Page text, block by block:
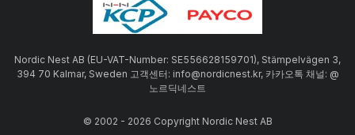
Nordic Nest AB (EU-VAT-Number: SE556628159701), Stämpelvägen 3,
394 70 Kalmar, Sweden 고객센터: info@nordicnest.kr, 카카오톡 채널: @
노르딕네스트
© 2002 - 2026 Copyright Nordic Nest AB